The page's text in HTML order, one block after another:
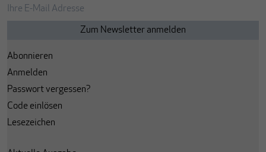
Abonnieren
Anmelden
Passwort vergessen?
Code einlösen
Lesezeichen